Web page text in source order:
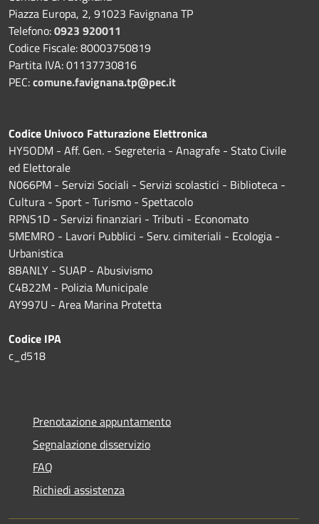
Piazza Europa, 2, 91023 Favignana TP
Telefono:0923 920011
Codice Fiscale: 80003750819
Partita IVA: 01137730816
PEC:comune.favignana.tp@pec.it
Codice Univoco Fatturazione Elettronica
HY5ODM - Aff. Gen. - Segreteria - Anagrafe - Stato Civile
ed Elettorale
N066PM - Servizi Sociali - Servizi scolastici - Biblioteca -
Cultura - Sport - Turismo - Spettacolo
RPNS1D - Servizi finanziari - Tributi - Economato
5MEMRO - Lavori Pubblici - Serv. cimiteriali - Ecologia -
Urbanistica
8BANLY - SUAP - Abusivismo
C4B22M - Polizia Municipale
AY997U - Area Marina Protetta
Codice IPA
c_d518
Prenotazione appuntamento
Segnalazione disservizio
FAQ
Richiedi assistenza